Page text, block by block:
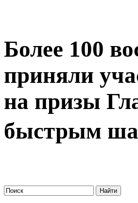
Более 100
приняли
на призы
быстрым